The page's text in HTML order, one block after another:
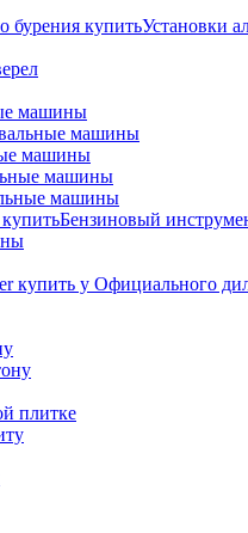
Установки
машины
машины
машины
машины
машины
Бензиновый
плитке